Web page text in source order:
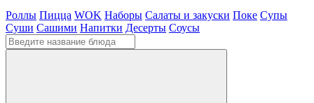
Роллы Пицца WOK Наборы Салаты и закуски Поке Супы
Суши Сашими Напитки Десерты Соусы